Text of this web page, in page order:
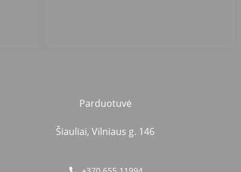
Parduotuvė
Šiauliai, Vilniaus g. 146